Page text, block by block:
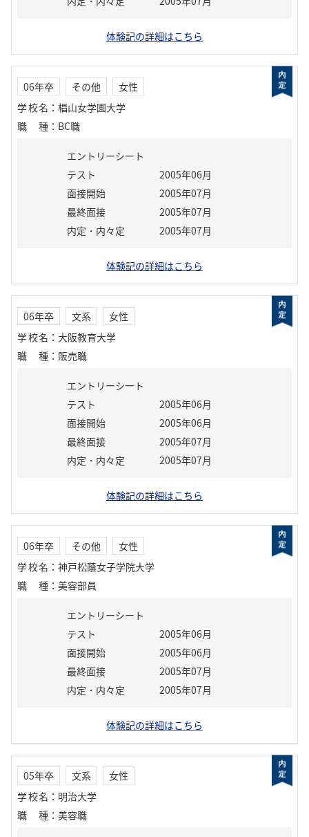
体験記の詳細はこちら
06年卒 その他
女性
学校名 ： 椙山女学園大学
職種 ： BC職
エントリーシート
テスト
2005年06月
面接開始
2005年07月
最終面接
2005年07月
内定・内々定
2005年07月
体験記の詳細はこちら
06年卒 文系
女性
学校名 ： 大阪教育大学
職種 ： 販売職
エントリーシート
テスト
2005年06月
面接開始
2005年06月
最終面接
2005年07月
内定・内々定
2005年07月
体験記の詳細はこちら
06年卒 その他
女性
学校名 ： 神戸松蔭女子学院大学
職種 ： 美容部員
エントリーシート
テスト
2005年06月
面接開始
2005年06月
最終面接
2005年07月
内定・内々定
2005年07月
体験記の詳細はこちら
05年卒 文系
女性
学校名 ： 明治大学
職種 ： 美容職